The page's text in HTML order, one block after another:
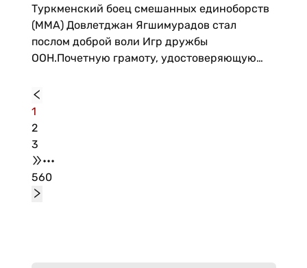
Туркменский боец смешанных единоборств
(ММА) Довлетджан Ягшимурадов стал
послом доброй воли Игр дружбы
ООН.Почетную грамоту, удостоверяющую
квартире всемирной организации вручил
Постоянный представитель Туркменистана
при ООН Вепа Хаджиев.Туркменистан
выступил...
1
2
3
•••
560